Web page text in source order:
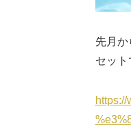
先月
セット